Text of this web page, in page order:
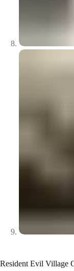
Resident Evil Village